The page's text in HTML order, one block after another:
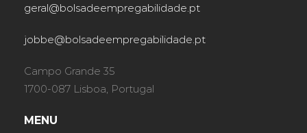
geral@bolsadeempregabilidade.pt
jobbe@bolsadeempregabilidade.pt
Campo Grande 35
1700-087 Lisboa, Portugal
MENU